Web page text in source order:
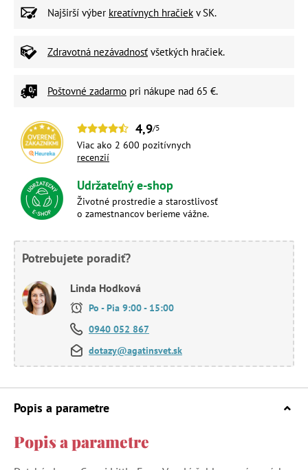
Najširší výber kreatívnych hračiek v SK.
Zdravotná nezávadnosť všetkých hračiek.
Poštovné zadarmo pri nákupe nad 65 €.
4,9/5
Viac ako 2 600 pozitívnych
recenzií
Udržateľný e-shop
Životné prostredie a starostlivosť
o zamestnancov berieme vážne.
Potrebujete poradiť?
Linda Hodková
Po - Pia 9:00 - 15:00
0940 052 867
dotazy@agatinsvet.sk
Popis a parametre
Popis a parametre